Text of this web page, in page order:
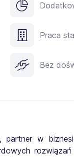
Praca
Bez
w